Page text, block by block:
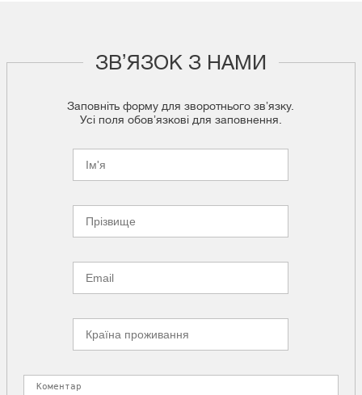
ЗВʼЯЗОК З НАМИ
Заповніть форму для зворотнього звʼязку.
Усі поля обовʼязкові для заповнення.